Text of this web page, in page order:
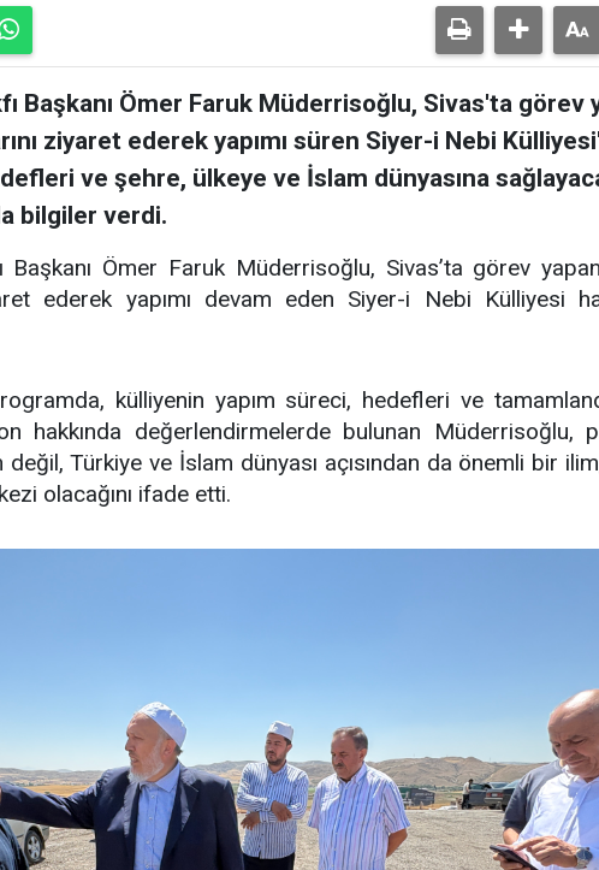
Başkanı Ömer Faruk Müderrisoğlu, Sivas'ta görev
ziyaret ederek yapımı süren Siyer-i Nebi
ve şehre, ülkeye ve İslam dünyasına
bilgiler verdi.
Başkanı Ömer Faruk Müderrisoğlu, Sivas’ta görev
ederek yapımı devam eden Siyer-i Nebi Külliyesi
külliyenin yapım süreci, hedefleri ve
hakkında değerlendirmelerde bulunan Müderrisoğlu,
değil, Türkiye ve İslam dünyası açısından da önemli bir
olacağını ifade etti.